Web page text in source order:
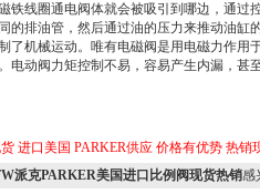
铁线圈通电阀体就会被吸引到哪边，通
的排油管，然后通过油的压力来推动油
了机械运动。唯有电磁阀是用电磁力作用
电动阀力矩控制不易，容易产生内漏，甚
进口美国 PARKER供应 价格有优势 热销
派克PARKER美国进口比例阀现货热销感